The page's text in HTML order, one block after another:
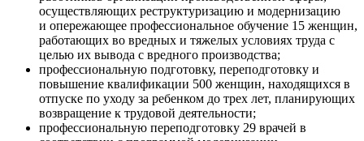
осуществляющих реструктуризацию и модернизацию
и опережающее профессиональное обучение 15 женщин,
работающих во вредных и тяжелых условиях труда с
целью их вывода с вредного производства;
профессиональную подготовку, переподготовку и
повышение квалификации 500 женщин, находящихся в
отпуске по уходу за ребенком до трех лет, планирующих
возвращение к трудовой деятельности;
профессиональную переподготовку 29 врачей в